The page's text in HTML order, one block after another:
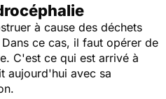
à cause des déchets
ce cas, il faut opérer de
C'est ce qui est arrivé à
aujourd'hui avec sa